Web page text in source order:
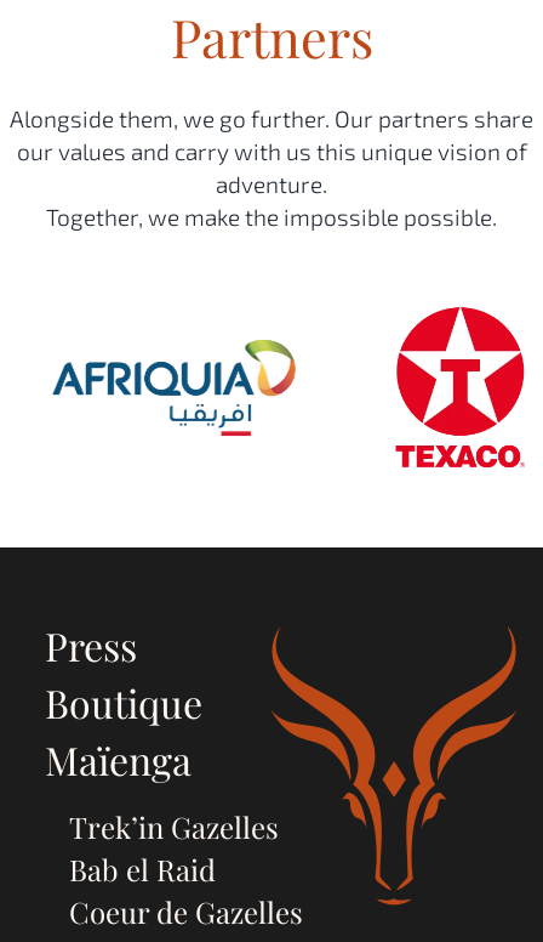
Partners
Alongside them, we go further. Our partners share
our values and carry with us this unique vision of
adventure.
Together, we make the impossible possible.
Press
Boutique
Maïenga
Trek’in Gazelles
Bab el Raid
Coeur de Gazelles